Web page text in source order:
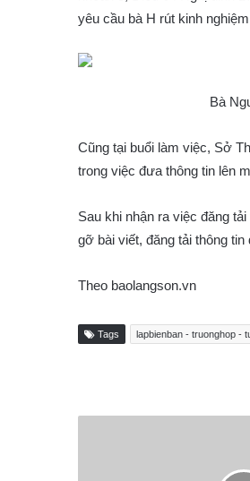
yêu cầu bà H rút kinh
Bà
Cũng tại buổi làm việc, Sở
trong việc đưa thông tin lên
Sau khi nhận ra việc đăng
gỡ bài viết, đăng tải thông
Theo baolangson.vn
Tags lapbienban - truonghop -